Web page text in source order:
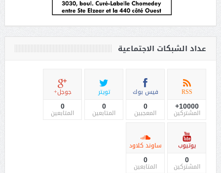
عداد الشبكات الاجتماعية
RSS
10000+
المشتركين
فيس بوك
0
المعجبين
تويتر
0
المتابعين
جوجل+
0
المتابعين
يوتيوب
0
المشتركين
ساوند كلاود
0
المتابعين